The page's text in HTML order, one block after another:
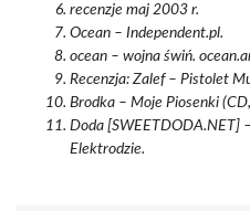
recenzje maj 2003 r.
Ocean – Independent.pl.
ocean – wojna świń.
Recenzja: Zalef – Pistolet
Brodka – Moje Piosenki
Doda [SWEETDODA.NET]
Elektrodzie.